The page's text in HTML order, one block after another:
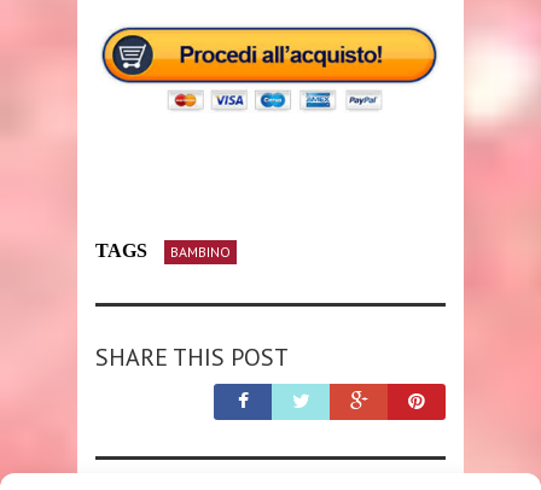
TAGS BAMBINO
SHARE THIS POST